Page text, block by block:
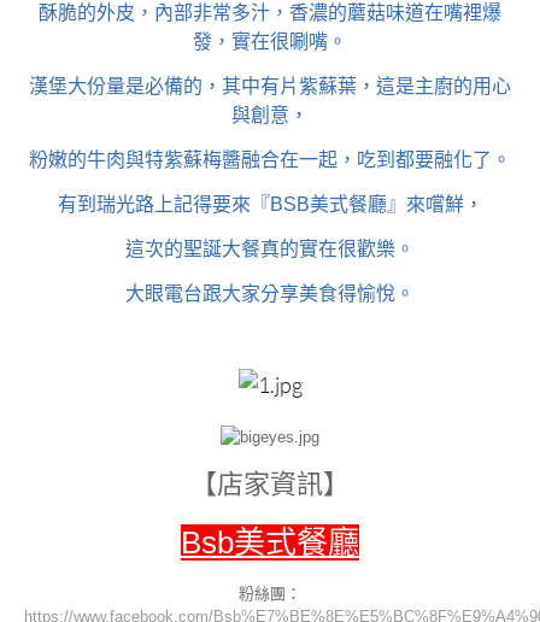
酥脆的外皮，內部非常多汁，香濃的蘑菇味道在嘴裡爆
發，實在很唰嘴。
漢堡大份量是必備的，其中有片紫蘇葉，這是主廚的用心
與創意，
粉嫩的牛肉與特紫蘇梅醬融合在一起，吃到都要融化了。
有到瑞光路上記得要來『BSB美式餐廳』來嚐鮮，
這次的聖誕大餐真的實在很歡樂。
大眼電台跟大家分享美食得愉悅。
【店家資訊】
Bsb美式餐廳
粉絲團：
https://www.facebook.com/